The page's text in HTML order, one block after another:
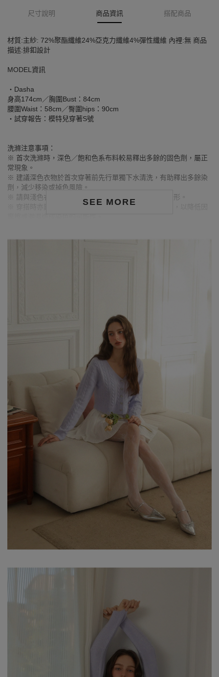
尺寸說明 商品資訊 搭配商品
SEE MORE
材質:主紗: 72%聚酯纖維24%亞克力纖維4%彈性纖維 內裡:無 商品
描述:排釦設計
MODEL資訊
‧Dasha
身高174cm／胸圍Bust：84cm
腰圍Waist：58cm／臀圍hips：90cm
‧試穿報告：模特兒穿著S號
洗滌注意事項：
※ 首次洗滌時，深色／飽和色系布料較易釋出多餘的固色劑，屬正
常現象。
※ 建議深色衣物於首次穿著前先行單獨下水清洗，有助釋出多餘染
劑，減少移染或掉色風險。
※ 請與淺色衣物分開洗滌，避免互相染色或產生移染情形。
※ 穿搭時亦建議避免與淺色配件、包款、飾品一同使用，以降低因